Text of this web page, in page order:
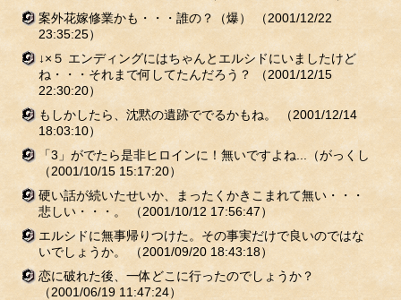
案外花嫁修業かも・・・誰の？（爆）
（2001/12/22
23:35:25）
↓×５ エンディングにはちゃんとエルシドにいましたけど
ね・・・それまで何してたんだろう？
（2001/12/15
22:30:20）
もしかしたら、沈黙の遺跡ででるかもね。
（2001/12/14
18:03:10）
「3」がでたら是非ヒロインに！無いですよね...（がっくし
（2001/10/15 15:17:20）
硬い話が続いたせいか、まったくかきこまれて無い・・・
悲しい・・・。
（2001/10/12 17:56:47）
エルシドに無事帰りつけた。その事実だけで良いのではな
いでしょうか。
（2001/09/20 18:43:18）
恋に破れた後、一体どこに行ったのでしょうか？
（2001/06/19 11:47:24）